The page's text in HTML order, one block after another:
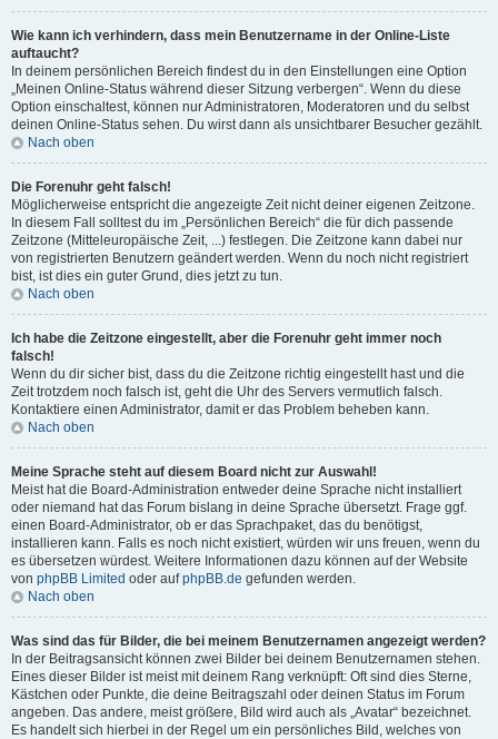
Wie kann ich verhindern, dass mein Benutzername in der Online-Liste
auftaucht?
In deinem persönlichen Bereich findest du in den Einstellungen eine Option
„Meinen Online-Status während dieser Sitzung verbergen“. Wenn du diese
Option einschaltest, können nur Administratoren, Moderatoren und du selbst
deinen Online-Status sehen. Du wirst dann als unsichtbarer Besucher gezählt.
Nach oben
Die Forenuhr geht falsch!
Möglicherweise entspricht die angezeigte Zeit nicht deiner eigenen Zeitzone.
In diesem Fall solltest du im „Persönlichen Bereich“ die für dich passende
Zeitzone (Mitteleuropäische Zeit, ...) festlegen. Die Zeitzone kann dabei nur
von registrierten Benutzern geändert werden. Wenn du noch nicht registriert
bist, ist dies ein guter Grund, dies jetzt zu tun.
Nach oben
Ich habe die Zeitzone eingestellt, aber die Forenuhr geht immer noch
falsch!
Wenn du dir sicher bist, dass du die Zeitzone richtig eingestellt hast und die
Zeit trotzdem noch falsch ist, geht die Uhr des Servers vermutlich falsch.
Kontaktiere einen Administrator, damit er das Problem beheben kann.
Nach oben
Meine Sprache steht auf diesem Board nicht zur Auswahl!
Meist hat die Board-Administration entweder deine Sprache nicht installiert
oder niemand hat das Forum bislang in deine Sprache übersetzt. Frage ggf.
einen Board-Administrator, ob er das Sprachpaket, das du benötigst,
installieren kann. Falls es noch nicht existiert, würden wir uns freuen, wenn du
es übersetzen würdest. Weitere Informationen dazu können auf der Website
von phpBB Limited oder aufphpBB.de gefunden werden.
Nach oben
Was sind das für Bilder, die bei meinem Benutzernamen angezeigt werden?
In der Beitragsansicht können zwei Bilder bei deinem Benutzernamen stehen.
Eines dieser Bilder ist meist mit deinem Rang verknüpft: Oft sind dies Sterne,
Kästchen oder Punkte, die deine Beitragszahl oder deinen Status im Forum
angeben. Das andere, meist größere, Bild wird auch als „Avatar“ bezeichnet.
Es handelt sich hierbei in der Regel um ein persönliches Bild, welches von